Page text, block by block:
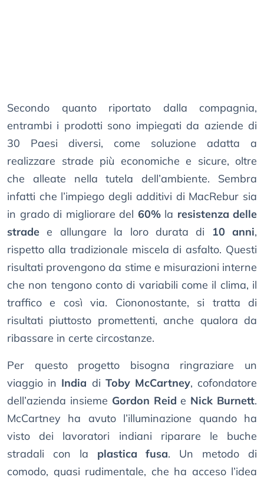
Secondo quanto riportato dalla compagnia,
entrambi i prodotti sono impiegati da aziende di
30 Paesi diversi, come soluzione adatta a
realizzare strade più economiche e sicure, oltre
che alleate nella tutela dell’ambiente. Sembra
infatti che l’impiego degli additivi di MacRebur sia
in grado di migliorare del 60%la resistenza delle
strade e allungare la loro durata di 10 anni,
rispetto alla tradizionale miscela di asfalto. Questi
risultati provengono da stime e misurazioni interne
che non tengono conto di variabili come il clima, il
traffico e così via. Ciononostante, si tratta di
risultati piuttosto promettenti, anche qualora da
ribassare in certe circostanze.
Per questo progetto bisogna ringraziare un
viaggio in India di Toby McCartney, cofondatore
dell’azienda insieme Gordon Reid e Nick Burnett.
McCartney ha avuto l’illuminazione quando ha
visto dei lavoratori indiani riparare le buche
stradali con la plastica fusa. Un metodo di
comodo, quasi rudimentale, che ha acceso l’idea